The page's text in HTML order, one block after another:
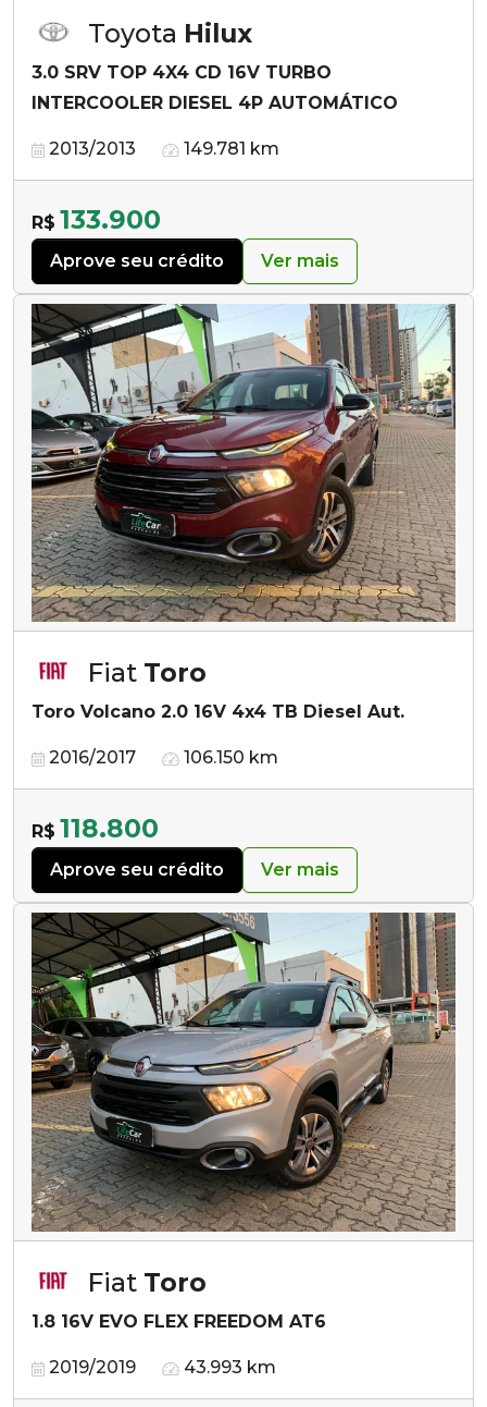
Toyota Hilux
3.0 SRV TOP 4X4 CD 16V TURBO
INTERCOOLER DIESEL 4P AUTOMÁTICO
2013/2013 149.781 km
R$ 133.900
Aprove seu crédito Ver mais
Fiat Toro
Toro Volcano 2.0 16V 4x4 TB Diesel Aut.
2016/2017 106.150 km
R$ 118.800
Aprove seu crédito Ver mais
Fiat Toro
1.8 16V EVO FLEX FREEDOM AT6
2019/2019 43.993 km